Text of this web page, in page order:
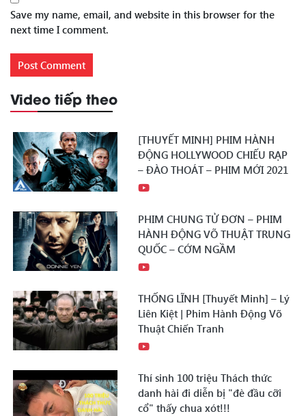
Save my name, email, and website in this browser for the
next time I comment.
Video tiếp theo
[THUYẾT MINH] PHIM HÀNH
ĐỘNG HOLLYWOOD CHIẾU RẠP
– ĐÀO THOÁT – PHIM MỚI 2021
PHIM CHUNG TỬ ĐƠN – PHIM
HÀNH ĐỘNG VÕ THUẬT TRUNG
QUỐC – CỚM NGẦM
THỐNG LĨNH [Thuyết Minh] – Lý
Liên Kiệt | Phim Hành Động Võ
Thuật Chiến Tranh
Thí sinh 100 triệu Thách thức
danh hài đi diễn bị "đè đầu cỡi
cổ" thấy chua xót!!!